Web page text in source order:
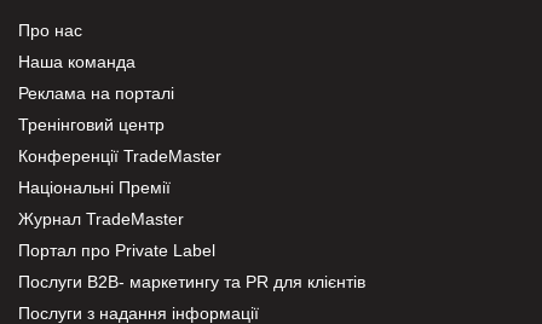
Про нас
Наша команда
Реклама на порталі
Тренінговий центр
Конференції TradeMaster
Національні Премії
Журнал TradeMaster
Портал про Private Label
Послуги В2В- маркетингу та PR для клієнтів
Послуги з надання інформації